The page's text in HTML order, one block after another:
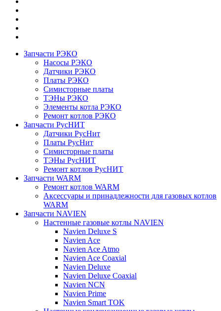
Запчасти РЭКО
Насосы РЭКО
Датчики РЭКО
Платы РЭКО
Симисторные платы
ТЭНы РЭКО
Элементы котла РЭКО
Ремонт котлов РЭКО
Запчасти РусНИТ
Датчики РусНит
Платы РусНит
Симисторные платы
ТЭНы РусНИТ
Ремонт котлов РусНИТ
Запчасти WARM
Ремонт котлов WARM
Аксессуары и принадлежности для газовых котлов
WARM
Запчасти NAVIEN
Настенные газовые котлы NAVIEN
Navien Deluxe S
Navien Ace
Navien Ace Atmo
Navien Ace Coaxial
Navien Deluxe
Navien Deluxe Coaxial
Navien NCN
Navien Prime
Navien Smart TOK